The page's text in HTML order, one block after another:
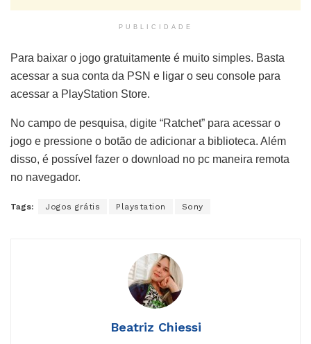
PUBLICIDADE
Para baixar o jogo gratuitamente é muito simples. Basta
acessar a sua conta da PSN e ligar o seu console para
acessar a PlayStation Store.
No campo de pesquisa, digite “Ratchet” para acessar o
jogo e pressione o botão de adicionar a biblioteca. Além
disso, é possível fazer o download no pc maneira remota
no navegador.
Tags: Jogos grátis Playstation Sony
Beatriz Chiessi